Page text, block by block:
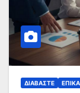
ΔΙΑΒΆΣΤΕ